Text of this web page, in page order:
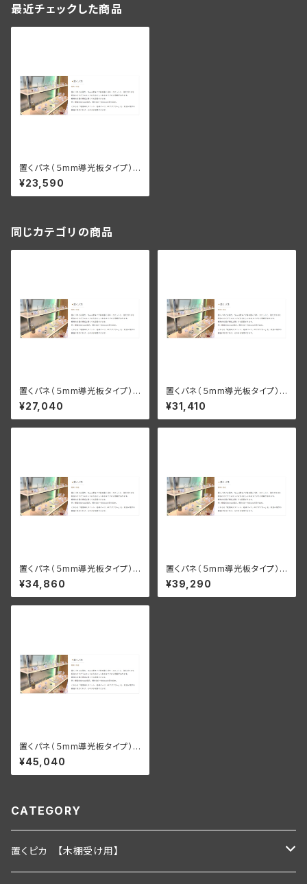
最近チェックした商品
置くパネ（５mm導光板タイプ）
棚板幅600×200ｍｍ
¥23,590
同じカテゴリの商品
置くパネ（５mm導光板タイプ）
棚板幅600×250ｍｍ
¥27,040
置くパネ（５mm導光板タイプ）
棚板幅900×200ｍｍ
¥31,410
置くパネ（５mm導光板タイプ）
棚板幅900×250ｍｍ
¥34,860
置くパネ（５mm導光板タイプ）
棚板幅1200×200ｍｍ
¥39,290
置くパネ（５mm導光板タイプ）
棚板幅1200×250ｍｍ
¥45,040
CATEGORY
置くピカ 【木棚受け用】